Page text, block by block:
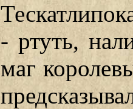
- ртуть,
маг